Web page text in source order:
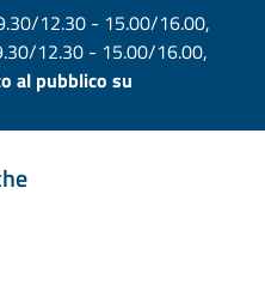
12.30 - 15.00/16.00,
12.30 - 15.00/16.00,
al pubblico su